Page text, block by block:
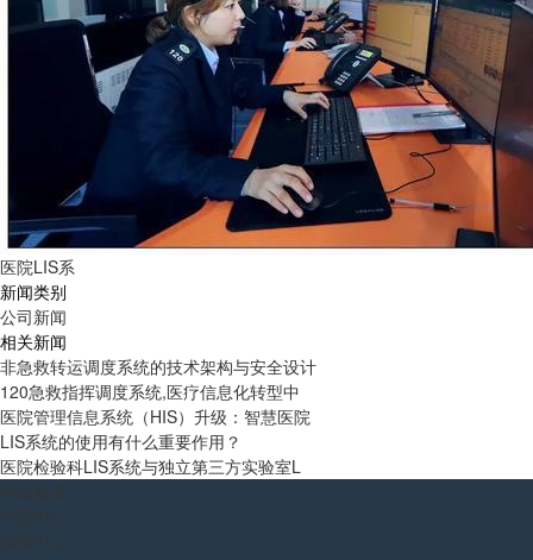
医院LIS系
新闻类别
公司新闻
相关新闻
非急救转运调度系统的技术架构与安全设计
120急救指挥调度系统,医疗信息化转型中
医院管理信息系统（HIS）升级：智慧医院
LIS系统的使用有什么重要作用？
医院检验科LIS系统与独立第三方实验室L